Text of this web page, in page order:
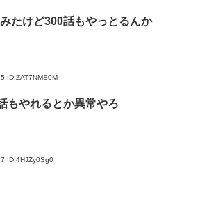
たけど300話もやっとるんか
ID:ZAT7NMS0M
もやれるとか異常やろ
ID:4HJZy0Sg0